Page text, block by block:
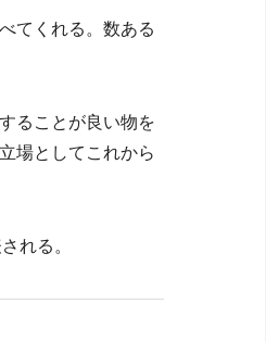
てくれる。数ある
ることが良い物を
場としてこれから
れる。